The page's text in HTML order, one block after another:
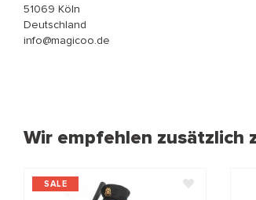
51069 Köln
Deutschland
info@magicoo.de
Wir empfehlen zusätzlich
SALE